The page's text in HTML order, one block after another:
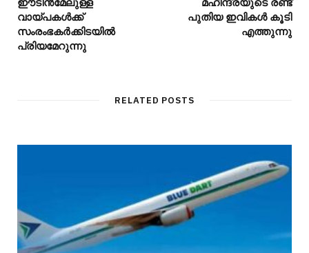
വായ്പകള്‍ക്ക്
സംരംഭകര്‍ക്കിടയില്‍
പ്രിയമേറുന്നു
പുതിയ ഇവികള്‍ കൂടി
എത്തുന്നു
RELATED POSTS